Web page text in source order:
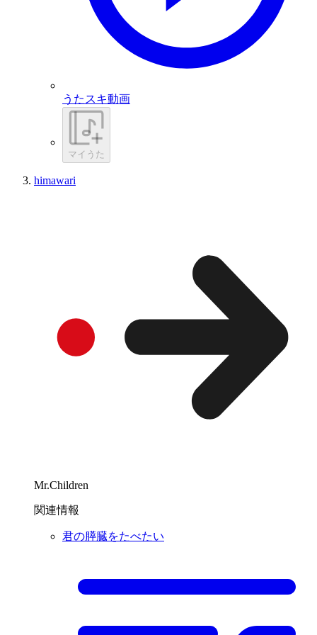
うたスキ動画
マイうた
himawari
Mr.Children
関連情報
君の膵臓をたべたい